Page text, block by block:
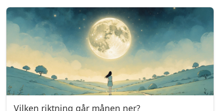
Vilken riktning går månen ner?